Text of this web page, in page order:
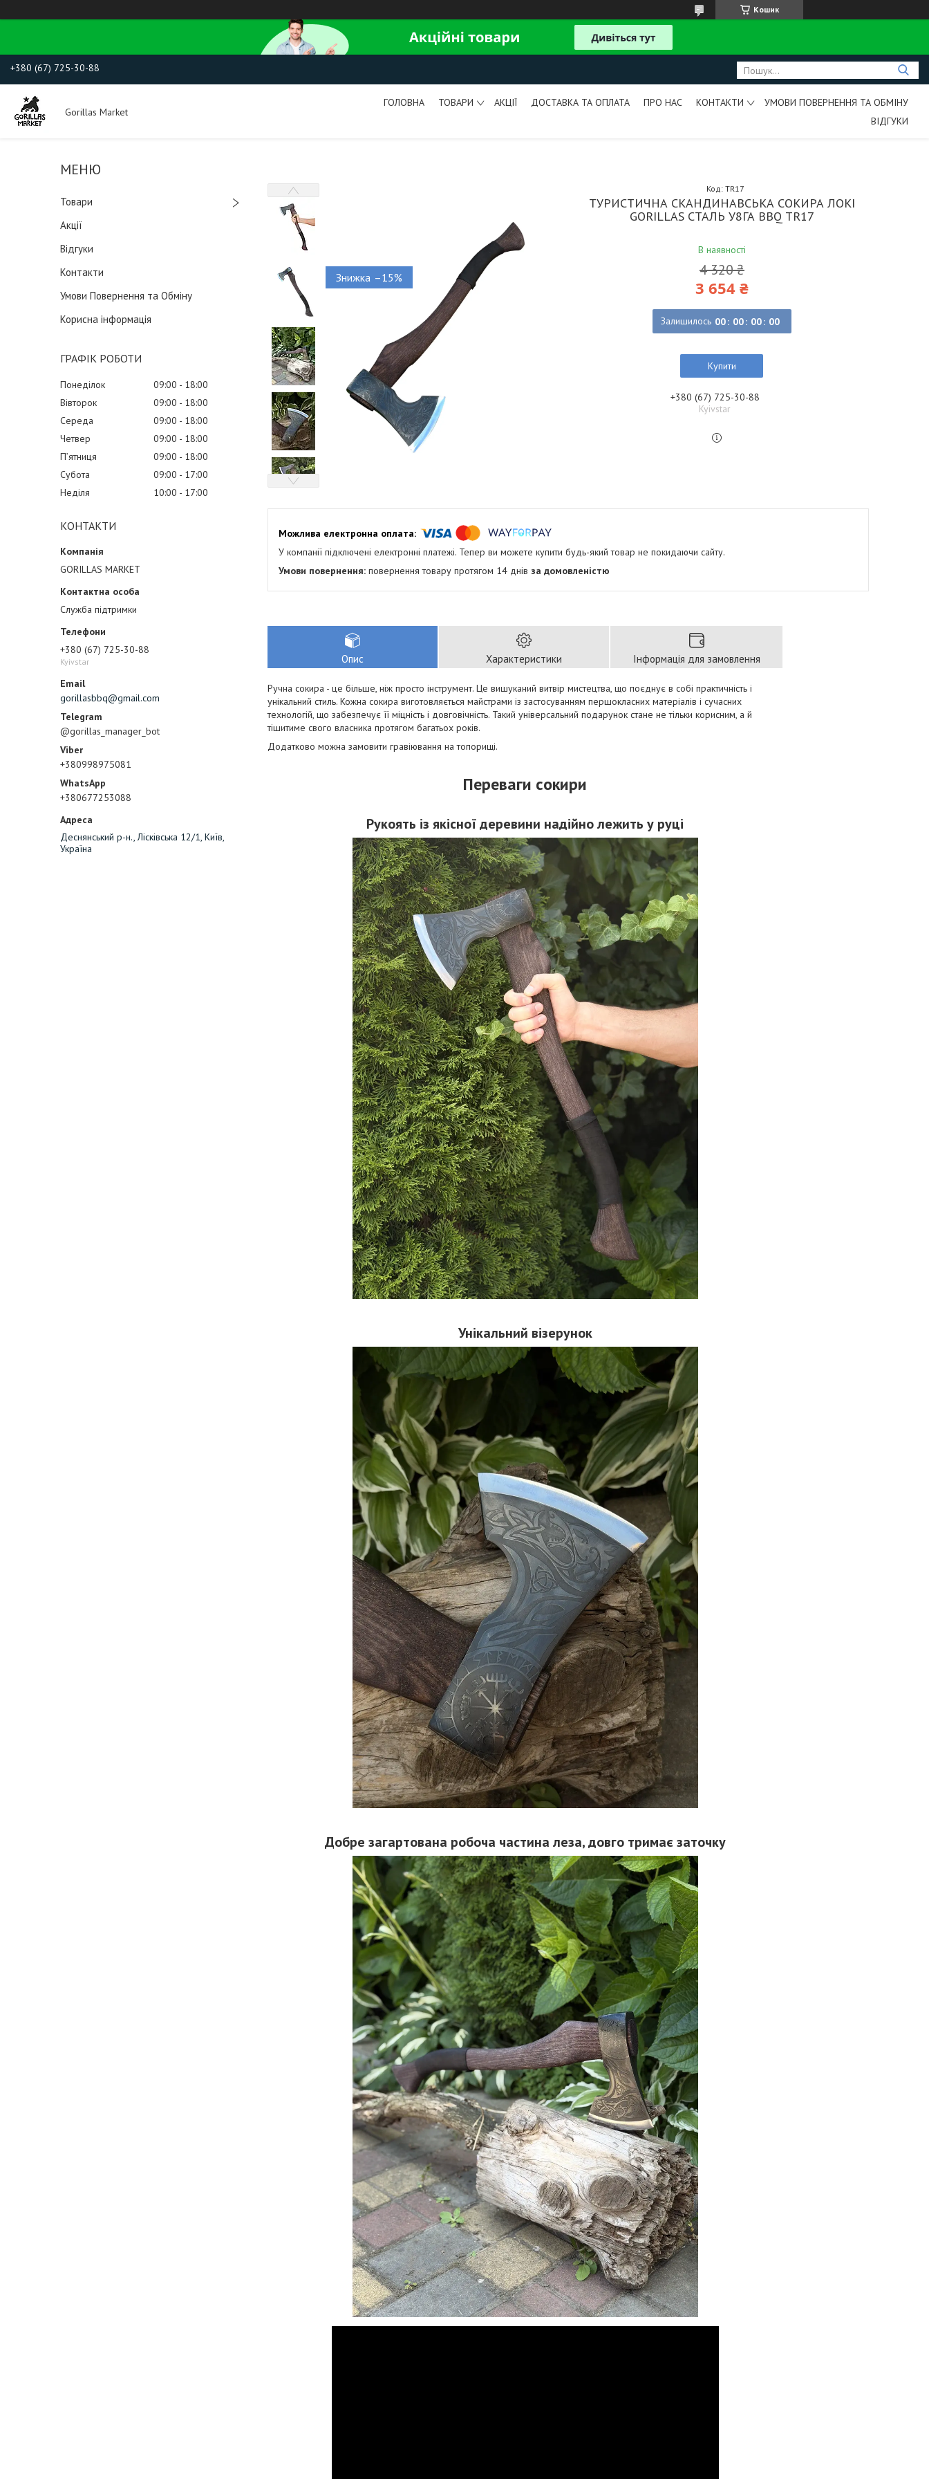
Кошик
+380 (67) 725-30-88
Gorillas Market
ГОЛОВНА ТОВАРИ АКЦІЇ ДОСТАВКА ТА ОПЛАТА ПРО НАС КОНТАКТИ
УМОВИ ПОВЕРНЕННЯ ТА ОБМІНУ
ВІДГУКИ
Товари
Акції
Відгуки
Контакти
Умови Повернення та Обміну
Корисна інформація
ГРАФІК РОБОТИ
Понеділок 09:00
18:00
Вівторок
09:00
18:00
Середа
09:00
18:00
Четвер
09:00
18:00
Пʼятниця
09:00
18:00
Субота
09:00
17:00
Неділя
10:00 17:00
КОНТАКТИ
GORILLAS MARKET
Служба підтримки
+380 (67) 725-30-88
Kyivstar
gorillasbbq@gmail.com
@gorillas_manager_bot
+380998975081
+380677253088
Деснянський р-н., Лісківська 12/1, Київ,
Україна
–15%
ТУРИСТИЧНА СКАНДИНАВСЬКА СОКИРА ЛОКІ
GORILLAS СТАЛЬ У8ГА BBQ TR17
В наявності
Код: TR17
4 320 ₴
3 654 ₴
Залишилось 00 00 00 00
Купити
+380 (67) 725-30-88
Kyivstar
У компанії підключені електронні платежі. Тепер ви можете купити будь-який товар не покидаючи сайту.
повернення товару протягом 14 днів за домовленістю
Опис Характеристики Інформація для замовлення
Ручна сокира - це більше, ніж просто інструмент. Це вишуканий витвір мистецтва, що поєднує в собі практичність і
унікальний стиль. Кожна сокира виготовляється майстрами із застосуванням першокласних матеріалів і сучасних
технологій, що забезпечує її міцність і довговічність. Такий універсальний подарунок стане не тільки корисним, а й
тішитиме свого власника протягом багатьох років.
Додатково можна замовити гравіювання на топорищі.
Переваги сокири
Рукоять із якісної деревини надійно лежить у руці
Унікальний візерунок
Добре загартована робоча частина леза, довго тримає заточку